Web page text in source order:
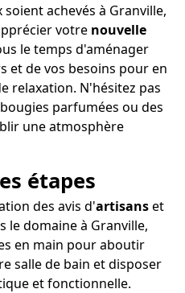
achevés à Granville,
votre nouvelle
le temps d'aménager
et de vos besoins pour en
relaxation. N'hésitez pas
parfumées ou des
une atmosphère
étapes
des avis d'artisanset
le domaine à Granville,
en main pour aboutir
salle de bain et disposer
et fonctionnelle.